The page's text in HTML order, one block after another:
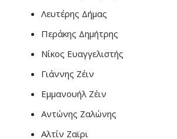
Λευτέρης Δήμας
Περάκης Δημήτρης
Νίκος Ευαγγελιστής
Γιάννης Ζέιν
Εμμανουήλ Ζέιν
Αντώνης Ζαλώνης
Αλτίν Ζαϊρι